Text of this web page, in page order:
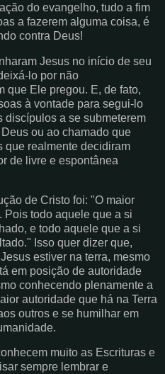
do evangelho, tudo a fim
a fazerem alguma coisa, é
contra Deus!
Jesus no início de seu
lo por não
que Ele pregou. E, de fato,
à vontade para segui-lo
discípulos a se submeterem
ou ao chamado que
que realmente decidiram
de livre e espontânea
de Cristo foi: "O maior
Pois todo aquele que a si
e todo aquele que a si
Isso quer dizer que,
estiver na terra, mesmo
em posição de autoridade
conhecendo plenamente a
autoridade que há na Terra
outros e se humilhar em
muito as Escrituras e
sempre lembrar e